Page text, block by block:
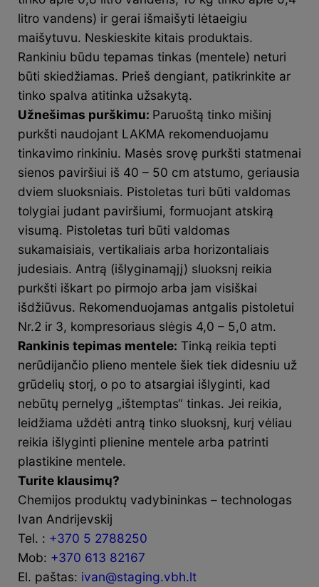
litro vandens) ir gerai išmaišyti lėtaeigiu
maišytuvu. Neskieskite kitais produktais.
Rankiniu būdu tepamas tinkas (mentele) neturi
būti skiedžiamas. Prieš dengiant, patikrinkite ar
tinko spalva atitinka užsakytą.
Užnešimas purškimu: Paruoštą tinko mišinį
purkšti naudojant LAKMA rekomenduojamu
tinkavimo rinkiniu. Masės srovę purkšti statmenai
sienos paviršiui iš 40 – 50 cm atstumo, geriausia
dviem sluoksniais. Pistoletas turi būti valdomas
tolygiai judant paviršiumi, formuojant atskirą
visumą. Pistoletas turi būti valdomas
sukamaisiais, vertikaliais arba horizontaliais
judesiais. Antrą (išlyginamąjį) sluoksnį reikia
purkšti iškart po pirmojo arba jam visiškai
išdžiūvus. Rekomenduojamas antgalis pistoletui
Nr.2 ir 3, kompresoriaus slėgis 4,0 – 5,0 atm.
Rankinis tepimas mentele: Tinką reikia tepti
nerūdijančio plieno mentele šiek tiek didesniu už
grūdelių storį, o po to atsargiai išlyginti, kad
nebūtų pernelyg „ištemptas“ tinkas. Jei reikia,
leidžiama uždėti antrą tinko sluoksnį, kurį vėliau
reikia išlyginti plienine mentele arba patrinti
plastikine mentele.
Turite klausimų?
Chemijos produktų vadybininkas – technologas
Ivan Andrijevskij
Tel. : +370 5 2788250
Mob: +370 613 82167
El. paštas: ivan@staging.vbh.lt